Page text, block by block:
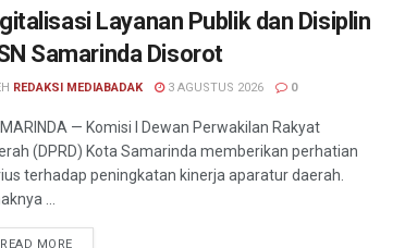
Layanan Publik dan Disiplin
Samarinda Disorot
REDAKSI MEDIABADAK 3 AGUSTUS 2026 0
— Komisi I Dewan Perwakilan Rakyat
(DPRD) Kota Samarinda memberikan perhatian
terhadap peningkatan kinerja aparatur daerah.
...
READ MORE